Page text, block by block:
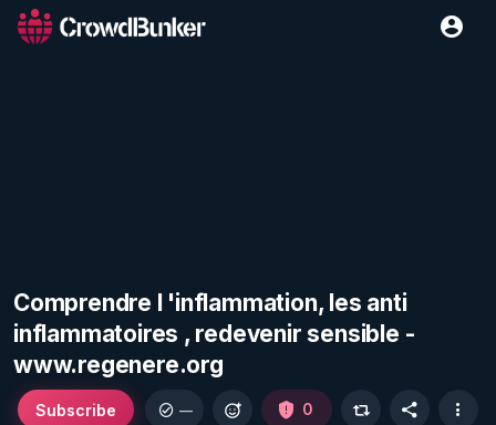
Comprendre l 'inflammation, les anti
inflammatoires , redevenir sensible -
www.regenere.org
Subscribe — 0